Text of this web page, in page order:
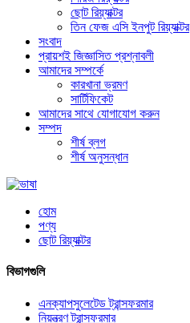
ছোট রিয়্যাক্টর
তিন ফেজ এসি ইনপুট রিয়্যাক্টর
সংবাদ
প্রায়শই জিজ্ঞাসিত প্রশ্নাবলী
আমাদের সম্পর্কে
কারখানা ভ্রমণ
সার্টিফিকেট
আমাদের সাথে যোগাযোগ করুন
সম্পদ
শীর্ষ ব্লগ
শীর্ষ অনুসন্ধান
হোম
পণ্য
ছোট রিয়্যাক্টর
বিভাগগুলি
এনক্যাপসুলেটেড ট্রান্সফরমার
নিয়ন্ত্রণ ট্রান্সফরমার